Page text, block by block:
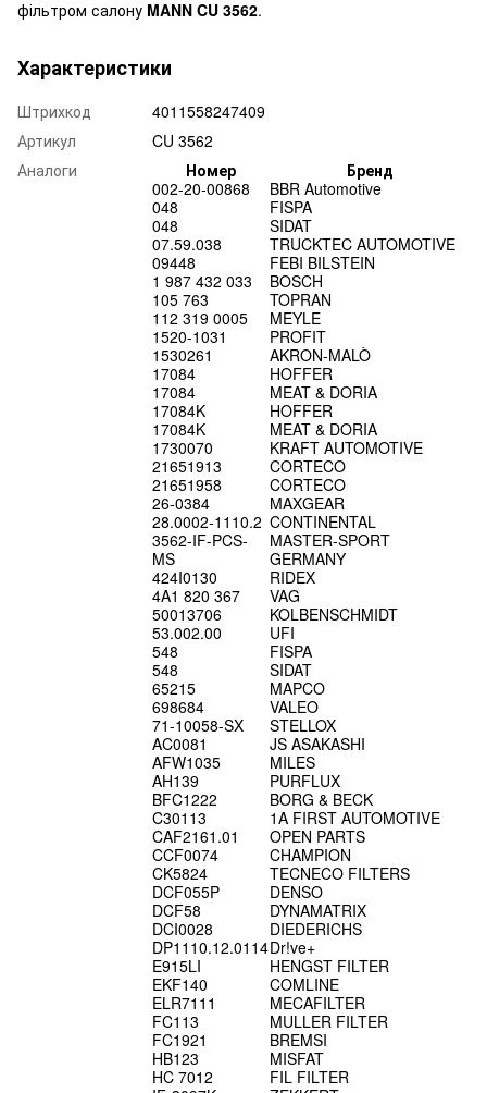
фільтром салону MANN CU 3562.
Характеристики
Штрихкод
4011558247409
Артикул
CU 3562
Аналоги
Номер
Бренд
002-20-00868
BBR Automotive
048
FISPA
048
SIDAT
07.59.038
TRUCKTEC AUTOMOTIVE
09448
FEBI BILSTEIN
1 987 432 033
BOSCH
105 763
TOPRAN
112 319 0005
MEYLE
1520-1031
PROFIT
1530261
AKRON-MALÒ
17084
HOFFER
17084
MEAT & DORIA
17084K
HOFFER
17084K
MEAT & DORIA
1730070
KRAFT AUTOMOTIVE
21651913
CORTECO
21651958
CORTECO
26-0384
MAXGEAR
28.0002-1110.2 CONTINENTAL
3562-IF-PCS-
MS
MASTER-SPORT
GERMANY
424I0130
RIDEX
4A1 820 367
VAG
50013706
KOLBENSCHMIDT
53.002.00
UFI
548
FISPA
548
SIDAT
65215
MAPCO
698684
VALEO
71-10058-SX
STELLOX
AC0081
JS ASAKASHI
AFW1035
MILES
AH139
PURFLUX
BFC1222
BORG & BECK
C30113
1A FIRST AUTOMOTIVE
CAF2161.01
OPEN PARTS
CCF0074
CHAMPION
CK5824
TECNECO FILTERS
DCF055P
DENSO
DCF58
DYNAMATRIX
DCI0028
DIEDERICHS
DP1110.12.0114Dr!ve+
E915LI
HENGST FILTER
EKF140
COMLINE
ELR7111
MECAFILTER
FC113
MULLER FILTER
FC1921
BREMSI
HB123
MISFAT
HC 7012
FIL FILTER